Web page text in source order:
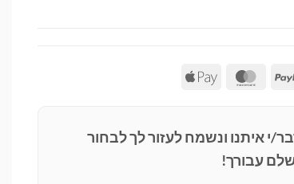
PayPal
MasterCard
Apple
י איתנו ונשמח לעזור לך לבחור
עבורך!